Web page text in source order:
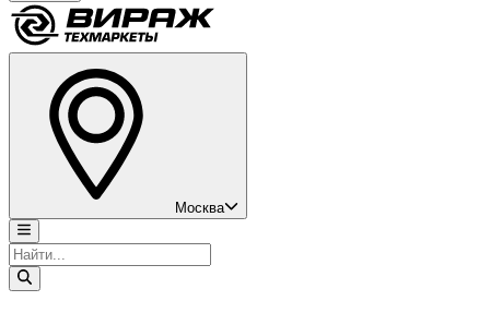
Москва